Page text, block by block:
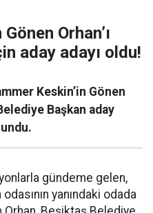
Orhan’ı
aday adayı oldu!
Keskin’in Gönen
Başkan aday
gündeme gelen,
yanındaki odada